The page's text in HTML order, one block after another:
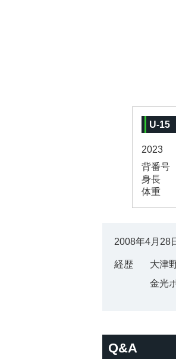
U-15
2023
背番号
身長
体重
2008年4月28
経歴
大津
金光
Q&A